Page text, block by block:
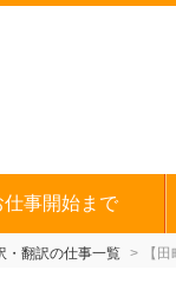
仕事開始まで
・翻訳の仕事一覧 【